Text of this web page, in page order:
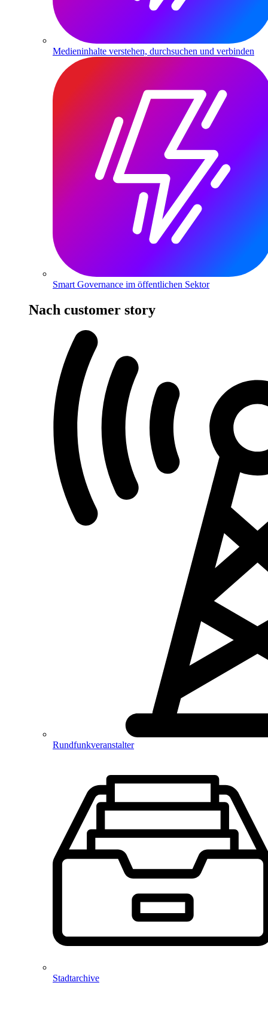
Medieninhalte verstehen, durchsuchen und verbinden
Smart Governance im öffentlichen Sektor
Nach customer story
Rundfunkveranstalter
Stadtarchive